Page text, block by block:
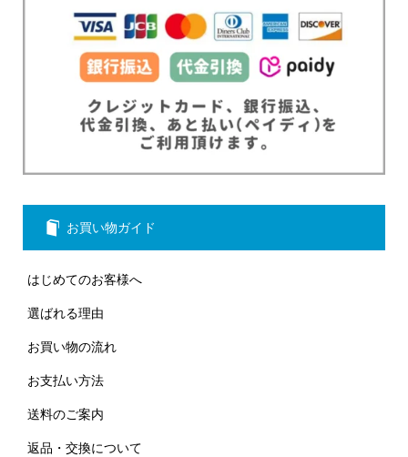
お買い物ガイド
はじめてのお客様へ
選ばれる理由
お買い物の流れ
お支払い方法
送料のご案内
返品・交換について